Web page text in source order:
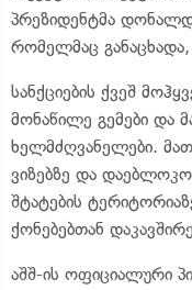
პრეზიდენტმა
რომელმაც
სანქციების ქვეშ
მონაწილე გემები და
ხელმძღვანელები.
ვიზებზე და
შტატების
ქონებებთან
აშშ-ის ოფიციალური